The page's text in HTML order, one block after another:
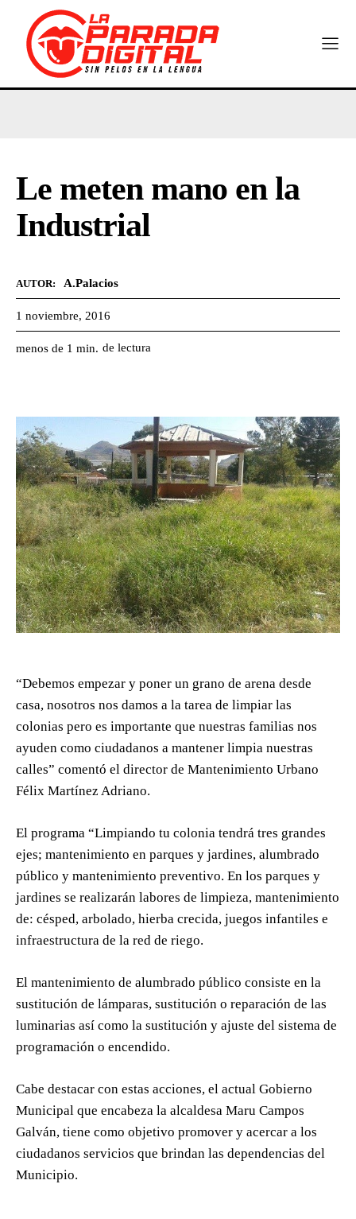
Le meten mano en la
Industrial
AUTOR: A.Palacios
1 noviembre, 2016
menos de 1 min. de lectura
“Debemos empezar y poner un grano de arena desde
casa, nosotros nos damos a la tarea de limpiar las
colonias pero es importante que nuestras familias nos
ayuden como ciudadanos a mantener limpia nuestras
calles” comentó el director de Mantenimiento Urbano
Félix Martínez Adriano.
El programa “Limpiando tu colonia tendrá tres grandes
ejes; mantenimiento en parques y jardines, alumbrado
público y mantenimiento preventivo. En los parques y
jardines se realizarán labores de limpieza, mantenimiento
de: césped, arbolado, hierba crecida, juegos infantiles e
infraestructura de la red de riego.
El mantenimiento de alumbrado público consiste en la
sustitución de lámparas, sustitución o reparación de las
luminarias así como la sustitución y ajuste del sistema de
programación o encendido.
Cabe destacar con estas acciones, el actual Gobierno
Municipal que encabeza la alcaldesa Maru Campos
Galván, tiene como objetivo promover y acercar a los
ciudadanos servicios que brindan las dependencias del
Municipio.